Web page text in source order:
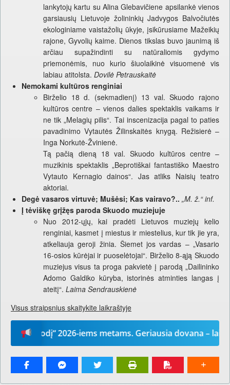
lankytojų kartu su Alina Glebavičiene apsilankė vienos
garsiausių Lietuvoje žolininkių Jadvygos Balvočiutės
ekologiniame vaistažolių ūkyje, įsikūrusiame Mažeikių
rajone, Gyvolių kaime. Dienos tikslas buvo jaunimą iš
arčiau supažindinti su natūraliomis gydymo
priemonėmis, nuo kurio šiuolaikinė visuomenė vis
labiau atitolsta. Dovilė Petrauskaitė
Nemokami kultūros renginiai
Birželio 18 d. (sekmadienį) 13 val. Skuodo rajono
kultūros centre – vienos dalies spektaklis vaikams ir
ne tik „Melagių pilis“. Tai inscenizacija pagal to paties
pavadinimo Vytautės Žilinskaitės knygą. Režisierė –
Inga Norkutė-Žvinienė.
Tą pačią dieną 18 val. Skuodo kultūros centre –
muzikinis spektaklis „Beprotiškai fantastiško Maestro
Vytauto Kernagio dainos“. Jas atliks Naisių teatro
aktoriai.
Degė vasaros virtuvė; Mušėsi; Kas vairavo?.. „M. ž.“ inf.
Į tėviškę grįžęs paroda Skuodo muziejuje
Nuo 2012-ųjų, kai pradėti Lietuvos muziejų kelio
renginiai, kasmet į miestus ir miestelius, kur tik jie yra,
atkeliauja geroji žinia. Šiemet jos vardas – „Vasario
16-osios kūrėjai ir puoselėtojai“. Birželio 8-ąją Skuodo
muziejus visus ta proga pakvietė į parodą „Dailininko
Adomo Galdiko kūryba, istorinės atminties langas į
ateitį“. Laima Sendrauskienė
Visus straipsnius skaitykite laikraštyje
žodį“ 2026-iems metams. Geriausia dovana – laikraštis!